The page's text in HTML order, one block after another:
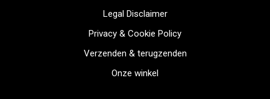
Legal Disclaimer
Privacy & Cookie Policy
Verzenden & terugzenden
Onze winkel